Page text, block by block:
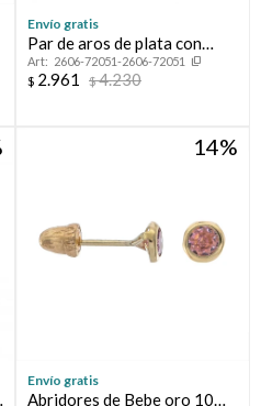
Envío gratis
Par de aros de plata con
baño de oro y circonias.
2606-72051-2606-72051
$ 2.961 $4.230
14
Envío gratis
Abridores de Bebe oro 10